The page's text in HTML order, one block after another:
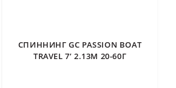
СПИННИНГ GC PASSION BOAT
TRAVEL 7’ 2.13М 20-60Г